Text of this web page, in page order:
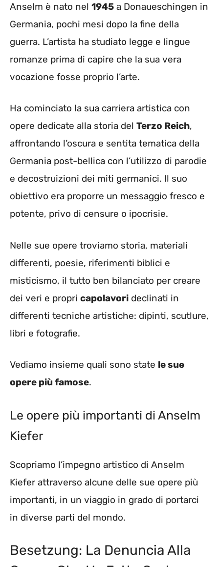
Anselm è nato nel 1945 a Donaueschingen in
Germania, pochi mesi dopo la fine della
guerra. L’artista ha studiato legge e lingue
romanze prima di capire che la sua vera
vocazione fosse proprio l’arte.
Ha cominciato la sua carriera artistica con
opere dedicate alla storia del Terzo Reich,
affrontando l’oscura e sentita tematica della
Germania post-bellica con l’utilizzo di parodie
e decostruizioni dei miti germanici. Il suo
obiettivo era proporre un messaggio fresco e
potente, privo di censure o ipocrisie.
Nelle sue opere troviamo storia, materiali
differenti, poesie, riferimenti biblici e
misticismo, il tutto ben bilanciato per creare
dei veri e propri capolavori declinati in
differenti tecniche artistiche: dipinti, scutlure,
libri e fotografie.
Vediamo insieme quali sono state le sue
opere più famose.
Le opere più importanti di Anselm
Kiefer
Scopriamo l’impegno artistico di Anselm
Kiefer attraverso alcune delle sue opere più
importanti, in un viaggio in grado di portarci
in diverse parti del mondo.
Besetzung: La Denuncia Alla